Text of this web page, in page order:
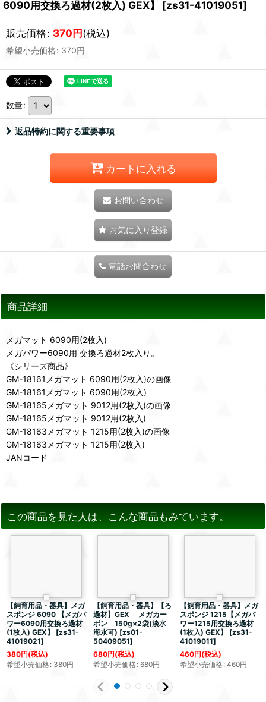
6090用交換ろ過材(2枚入) GEX】
[zs31-41019051]
販売価格: 370円(税込)
希望小売価格: 370円
数量:
返品特約に関する重要事項
カートに入れる
お問い合わせ
お気に入り登録
電話お問合わせ
商品詳細
メガマット 6090用(2枚入)
メガパワー6090用 交換ろ過材2枚入り。
《シリーズ商品》
GM-18161メガマット 6090用(2枚入)の画像
GM-18161メガマット 6090用(2枚入)
GM-18165メガマット 9012用(2枚入)の画像
GM-18165メガマット 9012用(2枚入)
GM-18163メガマット 1215用(2枚入)の画像
GM-18163メガマット 1215用(2枚入)
JANコード
この商品を見た人は、こんな商品もみています。
【飼育用品・器具】メガ
スポンジ 6090 【メガパ
ワー6090用交換ろ過材
(1枚入) GEX】
[zs31-
41019021]
380円(税込)
希望小売価格: 380円
【飼育用品・器具】【ろ
過材】GEX メガカー
ボン 150g×2袋(淡水
海水可) [zs01-
50409051]
680円(税込)
希望小売価格: 680円
【飼育用品・器具】メガ
スポンジ 1215【メガパ
ワー1215用交換ろ過材
(1枚入) GEX】
[zs31-
41019011]
460円(税込)
希望小売価格: 460円